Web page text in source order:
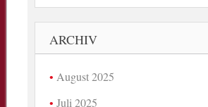
ARCHIV
August 2025
Juli 2025